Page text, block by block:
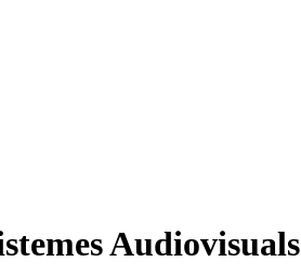
Audiovisuals